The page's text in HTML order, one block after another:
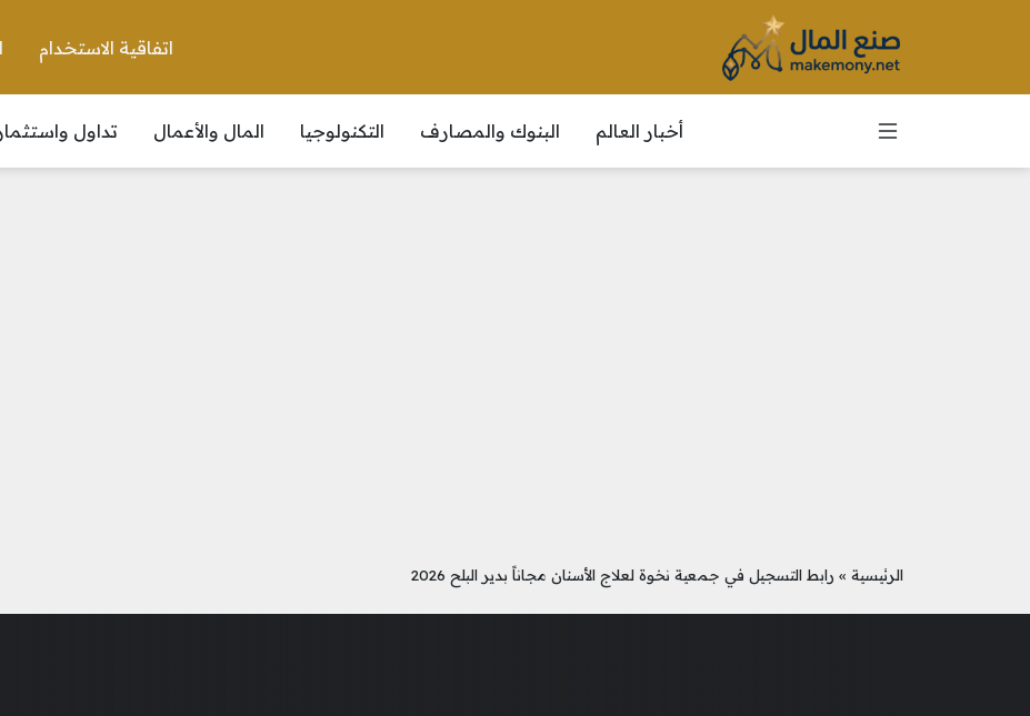
اتفاقية الاستخدام
أخبار العالم البنوك والمصارف التكنولوجيا المال والأعمال تداول واستثمار
الرئيسية » رابط التسجيل في جمعية نخوة لعلاج الأسنان مجاناً بدير البلح 2026